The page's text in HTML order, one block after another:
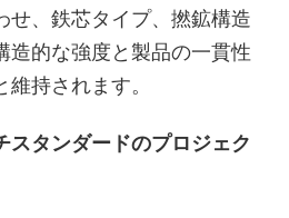
せ、鉄芯タイプ、撚鉱構造
造的な強度と製品の一貫性
持されます。
スタンダードのプロジェク